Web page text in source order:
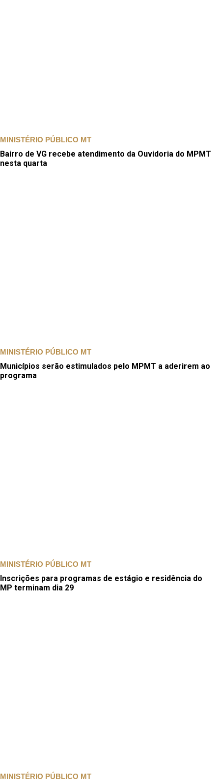
MINISTÉRIO PÚBLICO MT
Bairro de VG recebe atendimento da Ouvidoria do MPMT
nesta quarta
MINISTÉRIO PÚBLICO MT
Municípios serão estimulados pelo MPMT a aderirem ao
programa
MINISTÉRIO PÚBLICO MT
Inscrições para programas de estágio e residência do
MP terminam dia 29
MINISTÉRIO PÚBLICO MT